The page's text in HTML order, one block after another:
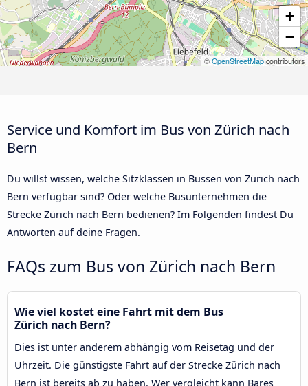
+
−
© OpenStreetMapcontributors
Service und Komfort im Bus von Zürich nach
Bern
Du willst wissen, welche Sitzklassen in Bussen von Zürich nach
Bern verfügbar sind? Oder welche Busunternehmen die
Strecke Zürich nach Bern bedienen? Im Folgenden findest Du
Antworten auf deine Fragen.
FAQs zum Bus von Zürich nach Bern
Wie viel kostet eine Fahrt mit dem Bus
Zürich nach Bern?
Dies ist unter anderem abhängig vom Reisetag und der
Uhrzeit. Die günstigste Fahrt auf der Strecke Zürich nach
Bern ist bereits ab zu haben. Wer vergleicht kann Bares